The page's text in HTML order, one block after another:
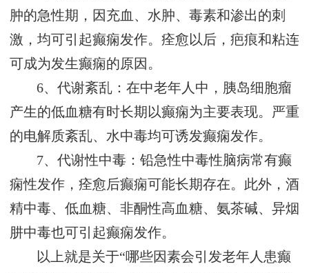
肿的急性期，因充血、水肿、毒素和渗出的刺
激，均可引起癫痫发作。痊愈以后，疤痕和粘连
可成为发生癫痫的原因。
6、代谢紊乱：在中老年人中，胰岛细胞瘤
产生的低血糖有时长期以癫痫为主要表现。严重
的电解质紊乱、水中毒均可诱发癫痫发作。
7、代谢性中毒：铅急性中毒性脑病常有癫
痫性发作，痊愈后癫痫可能长期存在。此外，酒
精中毒、低血糖、非酮性高血糖、氨茶碱、异烟
肼中毒也可引起癫痫发作。
以上就是关于“哪些因素会引发老年人患癫